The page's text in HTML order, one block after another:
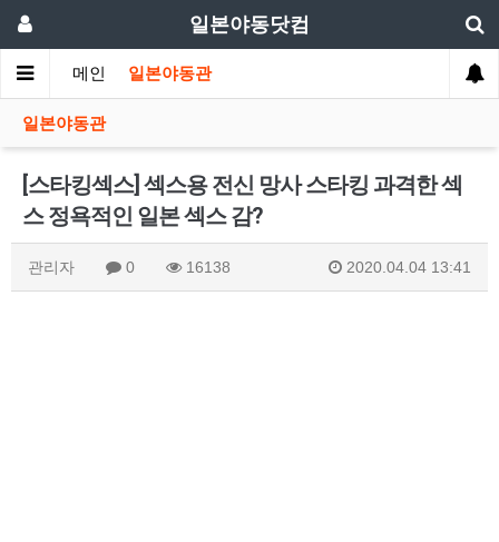
일본야동닷컴
메인 일본야동관
일본야동관
[스타킹섹스] 섹스용 전신 망사 스타킹 과격한 섹
스 정욕적인 일본 섹스 감?
관리자 0 16138 2020.04.04 13:41